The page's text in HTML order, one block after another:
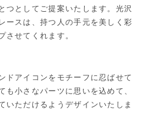
つとしてご提案いたします。光沢
ースは、持つ人の手元を美しく彩
させてくれます。
ドアイコンをモチーフに忍ばせて
も小さなパーツに思いを込めて、
いただけるようデザインいたしま